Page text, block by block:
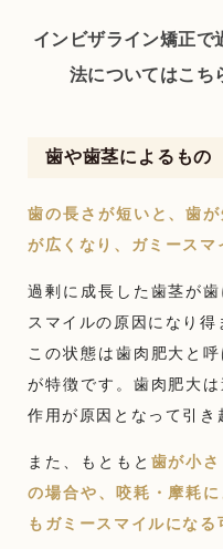
インビザライン矯正で
法についてはこち
歯や歯茎によるもの
歯の長さが短いと、歯
が広くなり、ガミースマ
過剰に成長した歯茎が
スマイルの原因になり得
この状態は歯肉肥大と
が特徴です。歯肉肥大
作用が原因となって引き
また、もともと 歯が小
の場合や、咬耗・摩耗
もガミースマイルになる